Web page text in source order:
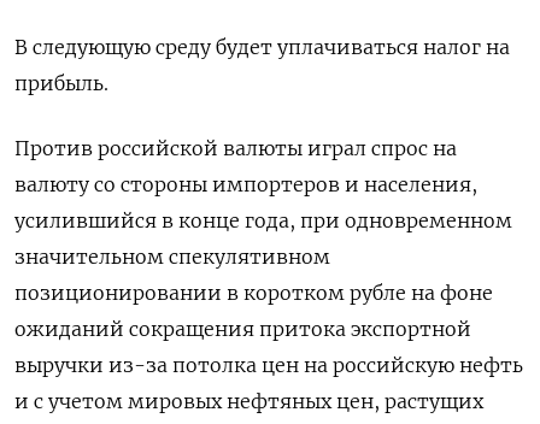
В следующую среду будет уплачиваться налог на
прибыль.
Против российской валюты играл спрос на
валюту со стороны импортеров и населения,
усилившийся в конце года, при одновременном
значительном спекулятивном
позиционировании в коротком рубле на фоне
ожиданий сокращения притока экспортной
выручки из-за потолка цен на российскую нефть
и с учетом мировых нефтяных цен, растущих